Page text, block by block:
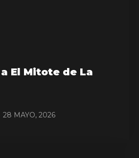
El Mitote de La
28 MAYO, 2026